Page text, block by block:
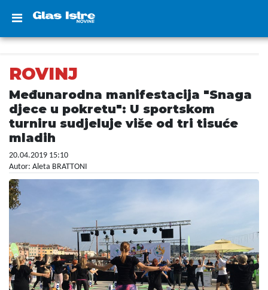
ROVINJ
Međunarodna manifestacija "Snaga
djece u pokretu": U sportskom
turniru sudjeluje više od tri tisuće
mladih
20.04.2019 15:10
Autor: Aleta BRATTONI